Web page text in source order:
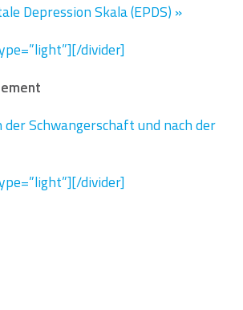
Depression Skala (EPDS) »
divider]
der Schwangerschaft und nach der
divider]